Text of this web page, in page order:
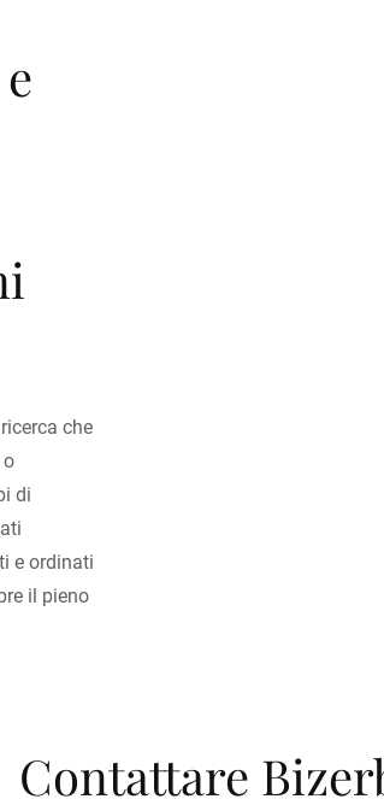
che
di
e ordinati
il pieno
Contattare